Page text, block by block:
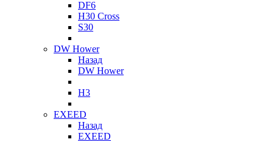
DF6
H30 Cross
S30
DW Hower
Назад
DW Hower
H3
EXEED
Назад
EXEED